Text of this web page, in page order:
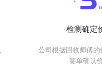
检测确定
公司根据回收师傅的
签单确认